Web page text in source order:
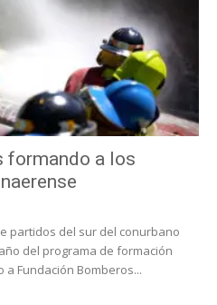
formando a los
partidos del sur del conurbano
del programa de formación
Fundación Bomberos...